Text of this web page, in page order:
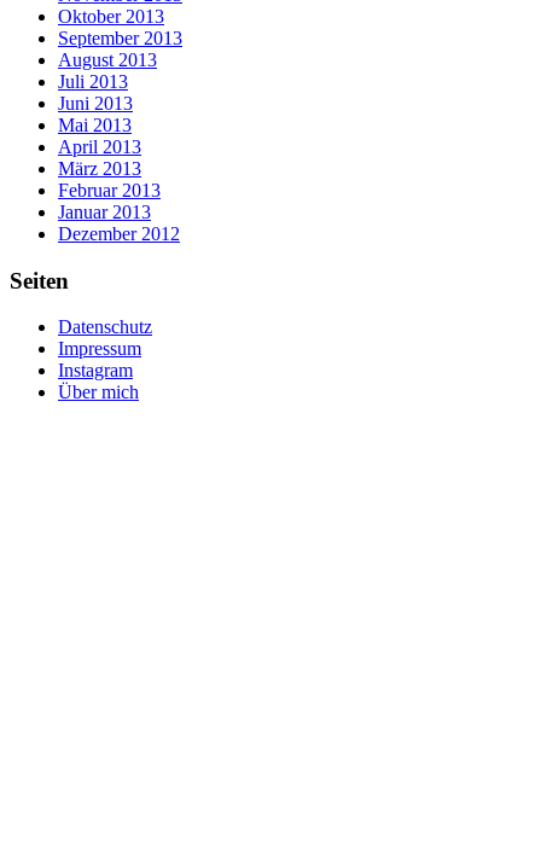
Oktober 2013
September 2013
August 2013
Juli 2013
Juni 2013
Mai 2013
April 2013
März 2013
Februar 2013
Januar 2013
Dezember 2012
Seiten
Datenschutz
Impressum
Instagram
Über mich